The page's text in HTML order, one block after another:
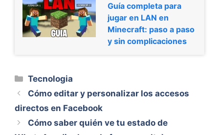
Guía completa para
jugar en LAN en
Minecraft: paso a paso
y sin complicaciones
Categorías
Tecnologia
Cómo editar y personalizar los accesos
directos en Facebook
Cómo saber quién ve tu estado de